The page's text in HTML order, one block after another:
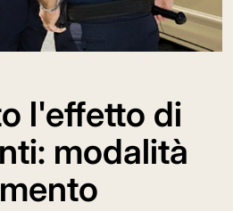
l'effetto di
modalità